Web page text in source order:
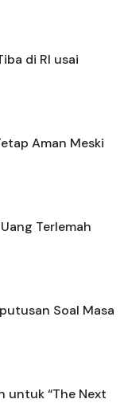
di RI usai
Aman Meski
Terlemah
Soal Masa
untuk “The Next